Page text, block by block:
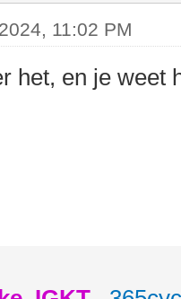
11:02 PM
het, en je weet